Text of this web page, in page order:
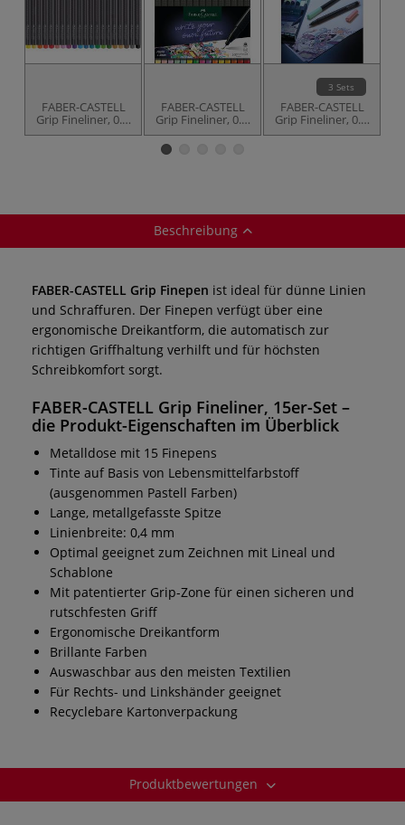
FABER-CASTELL
Grip Fineliner, 0.4,
20er-Set
FABER-CASTELL
Grip Fineliner, 0.4,
30er-Set
3 Sets
FABER-CASTELL
Grip Fineliner, 0.4,
5er-Sets
Beschreibung
FABER-CASTELL Grip Finepen ist ideal für dünne Linien
und Schraffuren. Der Finepen verfügt über eine
ergonomische Dreikantform, die automatisch zur
richtigen Griffhaltung verhilft und für höchsten
Schreibkomfort sorgt.
FABER-CASTELL Grip Fineliner, 15er-Set –
die Produkt-Eigenschaften im Überblick
Metalldose mit 15 Finepens
Tinte auf Basis von Lebensmittelfarbstoff
(ausgenommen Pastell Farben)
Lange, metallgefasste Spitze
Linienbreite: 0,4 mm
Optimal geeignet zum Zeichnen mit Lineal und
Schablone
Mit patentierter Grip-Zone für einen sicheren und
rutschfesten Griff
Ergonomische Dreikantform
Brillante Farben
Auswaschbar aus den meisten Textilien
Für Rechts- und Linkshänder geeignet
Recyclebare Kartonverpackung
Produktbewertungen